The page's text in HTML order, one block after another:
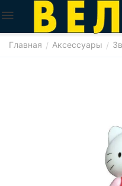
Главная / Аксессуары /